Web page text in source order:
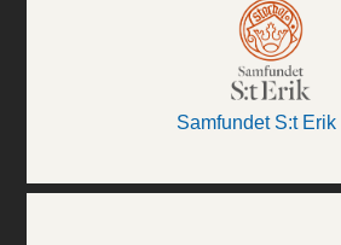
Samfundet S:t Erik